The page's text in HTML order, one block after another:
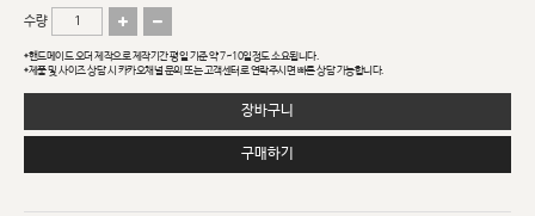
수량
*핸드메이드 오더 제작으로 제작기간 평일 기준 약 7~10일정도 소요됩니다.
*제품 및 사이즈 상담 시 카카오채널 문의 또는 고객센터로 연락주시면 빠른 상담 가능합니다.
장바구니
구매하기